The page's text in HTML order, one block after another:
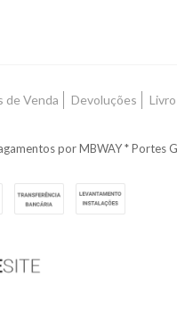
de Venda Devoluções
por MBWAY * Portes